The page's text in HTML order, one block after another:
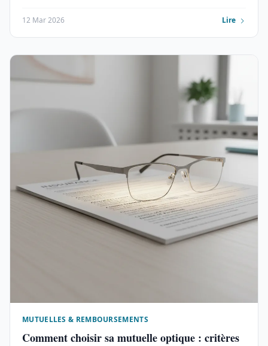
12 Mar 2026 Lire
MUTUELLES & REMBOURSEMENTS
Comment choisir sa mutuelle optique : critères